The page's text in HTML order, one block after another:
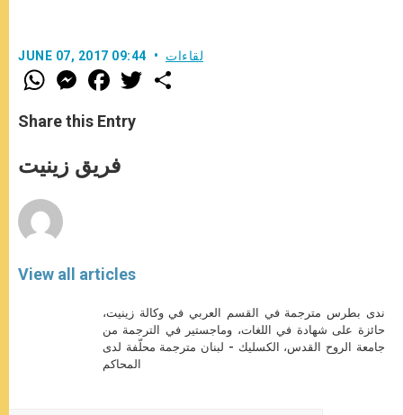
JUNE 07, 2017 09:44 لقاءات
W
h
t
s
p
p
M
e
s
e
g
e
F
a
e
b
o
k
w
Share this Entry
فريق زينيت
View all articles
ندى بطرس مترجمة في القسم العربي في وكالة زينيت،
حائزة على شهادة في اللغات، وماجستير في الترجمة من
جامعة الروح القدس، الكسليك - لبنان مترجمة محلّفة لدى
المحاكم